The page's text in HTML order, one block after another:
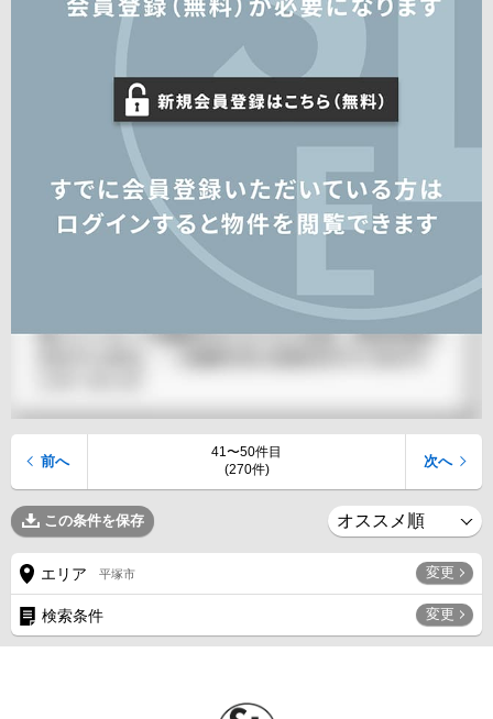
41〜50件目
(270件)
前へ 次へ
この条件を保存
エリア 平塚市 変更
検索条件 変更